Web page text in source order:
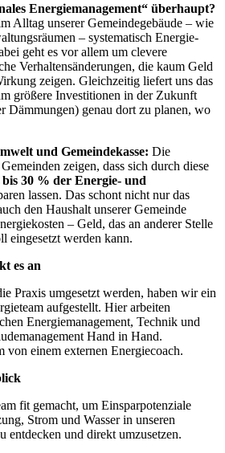
Energiemanagement“ überhaupt?
Alltag unserer Gemeindegebäude – wie
– systematisch Energie-
geht es vor allem um clevere
Verhaltensänderungen, die kaum Geld
zeigen. Gleichzeitig liefert uns das
größere Investitionen in der Zukunft
Dämmungen) genau dort zu planen, wo
und Gemeindekasse: Die
zeigen, dass sich durch diese
bis 30 % der Energie- und
lassen. Das schont nicht nur das
den Haushalt unserer Gemeinde
– Geld, das an anderer Stelle
eingesetzt werden kann.
es an
Praxis umgesetzt werden, haben wir ein
aufgestellt. Hier arbeiten
Energiemanagement, Technik und
Hand in Hand.
von einem externen Energiecoach.
fit gemacht, um Einsparpotenziale
Strom und Wasser in unseren
entdecken und direkt umzusetzen.